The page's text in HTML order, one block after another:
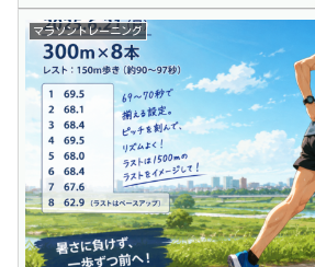
マラソントレーニング